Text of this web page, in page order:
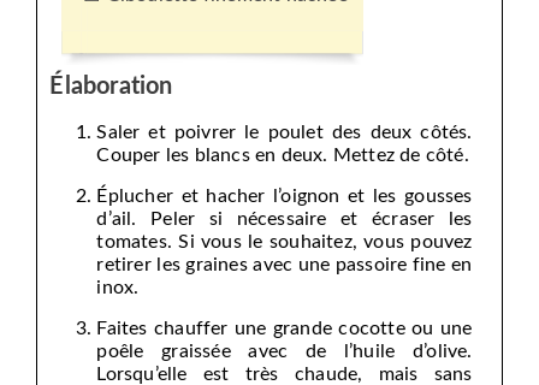
Élaboration
Saler et poivrer le poulet des deux côtés.
Couper les blancs en deux. Mettez de côté.
Éplucher et hacher l’oignon et les gousses
d’ail. Peler si nécessaire et écraser les
tomates. Si vous le souhaitez, vous pouvez
retirer les graines avec une passoire fine en
inox.
Faites chauffer une grande cocotte ou une
poêle graissée avec de l’huile d’olive.
Lorsqu’elle est très chaude, mais sans